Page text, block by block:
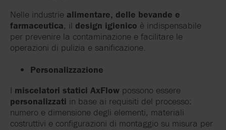
Nelle industrie alimentare, delle bevande e
farmaceutica, il design igienico è indispensabile
per prevenire la contaminazione e facilitare le
operazioni di pulizia e sanificazione.
Personalizzazione
I miscelatori statici AxFlow possono essere
personalizzati in base ai requisiti del processo:
numero e dimensione degli elementi, materiali
costruttivi e configurazioni di montaggio su misura per